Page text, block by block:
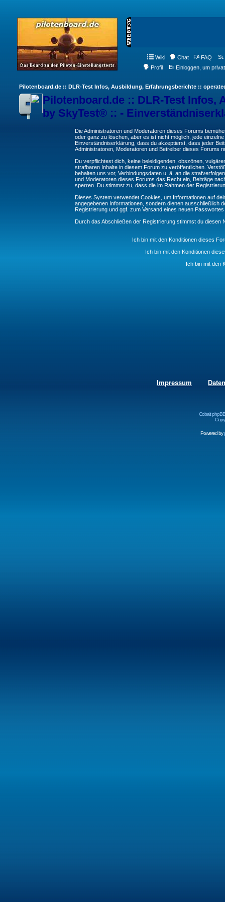
Wiki Chat FAQ
Profil
Einloggen, um
Pilotenboard.de :: DLR-Test Infos, Ausbildung, Erfahrungsberichte ::
Pilotenboard.de :: DLR-Test
by SkyTest® :: -
Die Administratoren und Moderatoren dieses Forums
oder ganz zu löschen, aber es ist nicht möglich, jede
Einverständniserklärung, dass du akzeptierst, dass jeder
Administratoren, Moderatoren und Betreiber dieses Forums
Du verpflichtest dich, keine beleidigenden, obszönen,
strafbaren Inhalte in diesem Forum zu veröffentlichen.
behalten uns vor, Verbindungsdaten u. ä. an die
und Moderatoren dieses Forums das Recht ein, Beiträge
sperren. Du stimmst zu, dass die im Rahmen der
Dieses System verwendet Cookies, um Informationen auf
angegebenen Informationen, sondern dienen ausschließlich
Registrierung und ggf. zum Versand eines neuen
Durch das Abschließen der Registrierung stimmst du diesen
Ich bin mit den Konditionen dieses
Ich bin mit den Konditionen
Ich bin mit den
Impressum
Cobalt
Powered by